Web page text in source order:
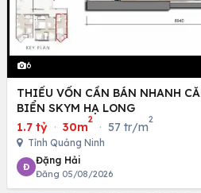
6
THIẾU VỐN CẦN BÁN NHANH
BIỂN SKYM HẠ LONG
1.7 tỷ · 30m
2
· 57 tr/m
2
Tỉnh Quảng Ninh
Đ
Đặng Hải
Đăng 05/08/2026